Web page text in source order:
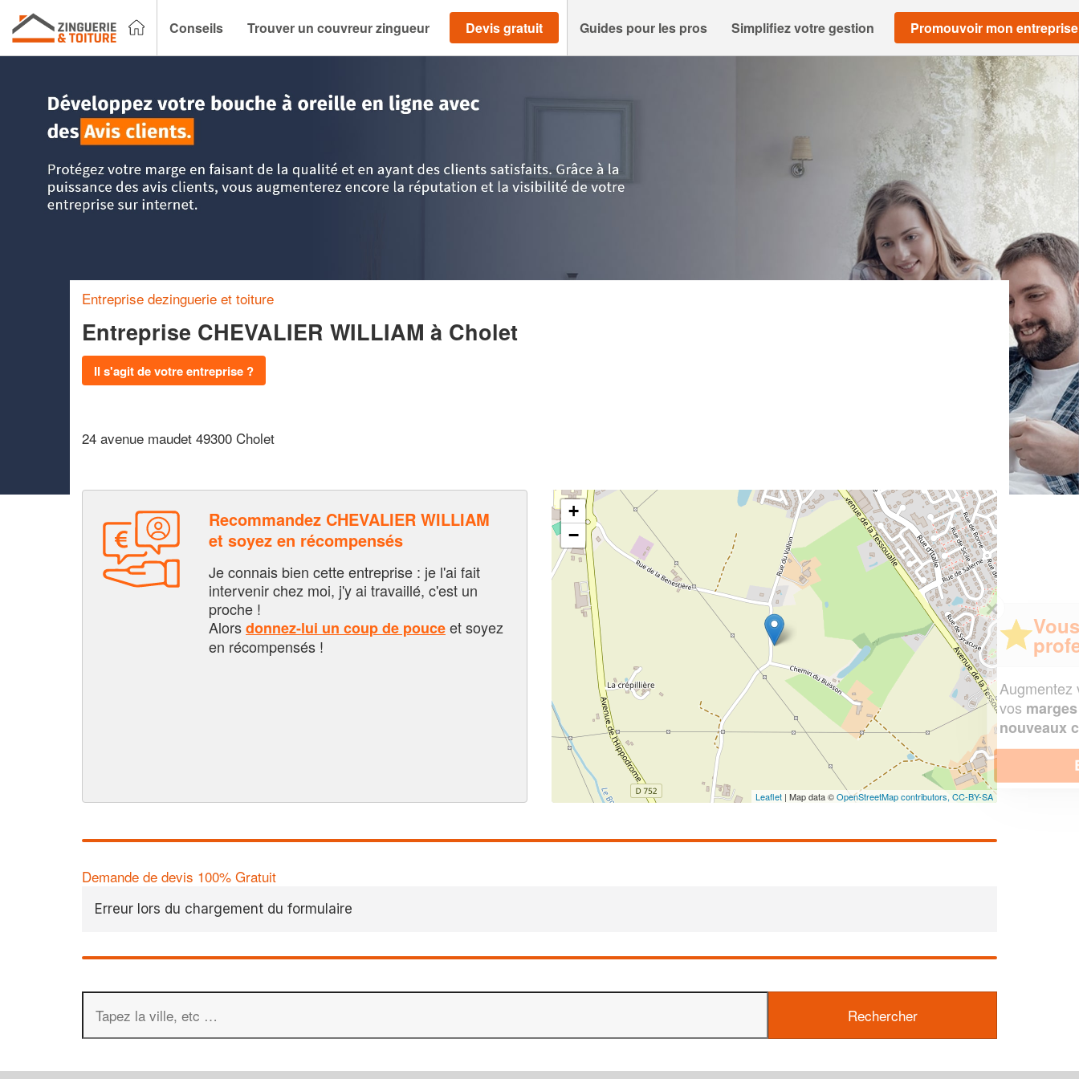
Conseils Trouver un couvreur zingueur Devis gratuit Guides pour les pros Simplifiez votre gestion Promouvoir mon entreprise
Entreprise dezinguerie et toiture
Entreprise CHEVALIER WILLIAM à Cholet
Il s'agit de votre entreprise ?
24 avenue maudet 49300 Cholet
Recommandez CHEVALIER WILLIAM
et soyez en récompensés
Je connais bien cette entreprise : je l'ai fait
intervenir chez moi, j'y ai travaillé, c'est un
proche !
Alorsdonnez-lui un coup de pouceet soyez
en récompensés !
+
−
Leaflet | Map data ©OpenStreetMap contributors, CC-BY-SA
Demande de devis 100% Gratuit
Erreur lors du chargement du formulaire
Vous êtes un
professionnel ?
Augmentez votre chiffre d'affaireset
vos
marges
tout en gagnant de
nouveaux clients!
En savoir plus